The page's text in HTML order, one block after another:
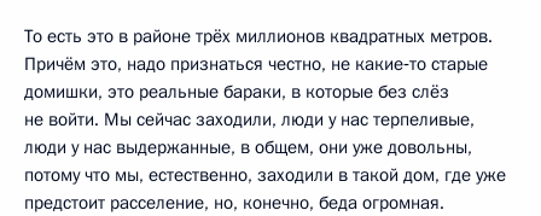
То есть это в районе трёх миллионов квадратных метров.
Причём это, надо признаться честно, не какие‑то старые
домишки, это реальные бараки, в которые без слёз
не войти. Мы сейчас заходили, люди у нас терпеливые,
люди у нас выдержанные, в общем, они уже довольны,
потому что мы, естественно, заходили в такой дом, где уже
предстоит расселение, но, конечно, беда огромная.